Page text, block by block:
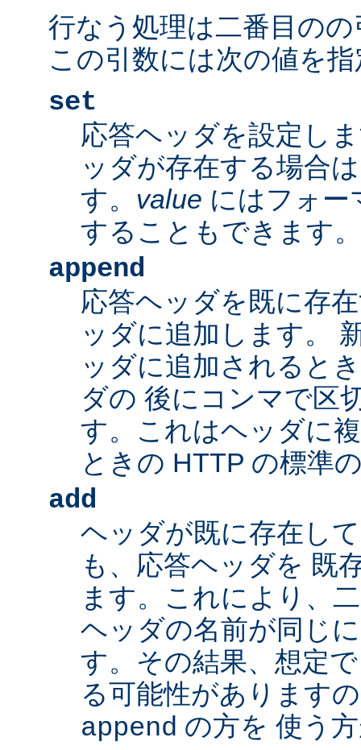
行なう処理は二番目の
この引数には次の値を
set
応答ヘッダを設定し
ッダが存在する場合
す。 value にはフォー
することもできます。
append
応答ヘッダを既に存
ッダに追加します。
ッダに追加されると
ダの 後にコンマで区
す。これはヘッダに
ときの HTTP の標準
add
ヘッダが既に存在し
も、応答ヘッダを 既
ます。これにより、
ヘッダの名前が同じ
す。その結果、想定
る可能性があります
append の方を 使う